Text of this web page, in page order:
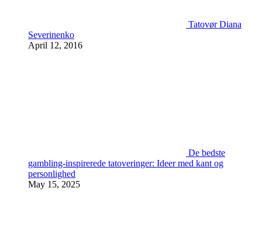
Tatovør Diana
Severinenko
April 12, 2016
De bedste
gambling-inspirerede tatoveringer: Ideer med kant og
personlighed
May 15, 2025